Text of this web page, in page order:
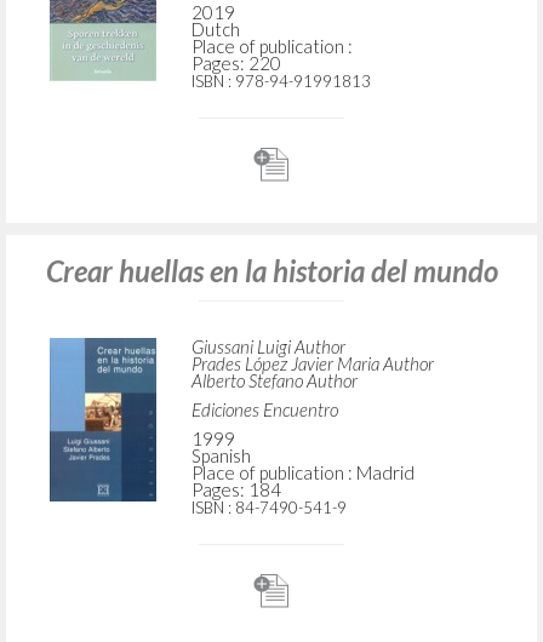
2019
Dutch
Place of publication :
Pages: 220
ISBN : 978-94-91991813
Crear huellas en la historia del mundo
Giussani Luigi Author
Prades López Javier Maria Author
Alberto Stefano Author
Ediciones Encuentro
1999
Spanish
Place of publication : Madrid
Pages: 184
ISBN : 84-7490-541-9